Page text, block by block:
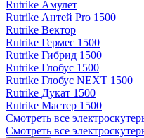
Rutrike Амулет
Rutrike Антей Pro 1500
Rutrike Вектор
Rutrike Гермес 1500
Rutrike Гибрид 1500
Rutrike Глобус 1500
Rutrike Глобус NEXT 1500
Rutrike Дукат 1500
Rutrike Мастер 1500
Смотреть все
Смотреть все